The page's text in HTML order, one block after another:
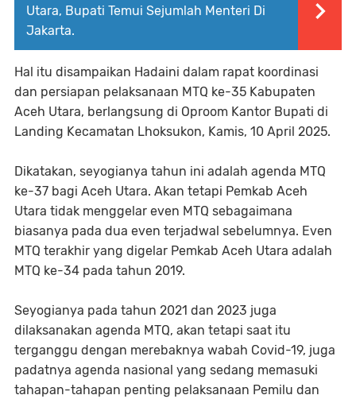
Utara, Bupati Temui Sejumlah Menteri Di
Jakarta.
Hal itu disampaikan Hadaini dalam rapat koordinasi
dan persiapan pelaksanaan MTQ ke-35 Kabupaten
Aceh Utara, berlangsung di Oproom Kantor Bupati di
Landing Kecamatan Lhoksukon, Kamis, 10 April 2025.
Dikatakan, seyogianya tahun ini adalah agenda MTQ
ke-37 bagi Aceh Utara. Akan tetapi Pemkab Aceh
Utara tidak menggelar even MTQ sebagaimana
biasanya pada dua even terjadwal sebelumnya. Even
MTQ terakhir yang digelar Pemkab Aceh Utara adalah
MTQ ke-34 pada tahun 2019.
Seyogianya pada tahun 2021 dan 2023 juga
dilaksanakan agenda MTQ, akan tetapi saat itu
terganggu dengan merebaknya wabah Covid-19, juga
padatnya agenda nasional yang sedang memasuki
tahapan-tahapan penting pelaksanaan Pemilu dan